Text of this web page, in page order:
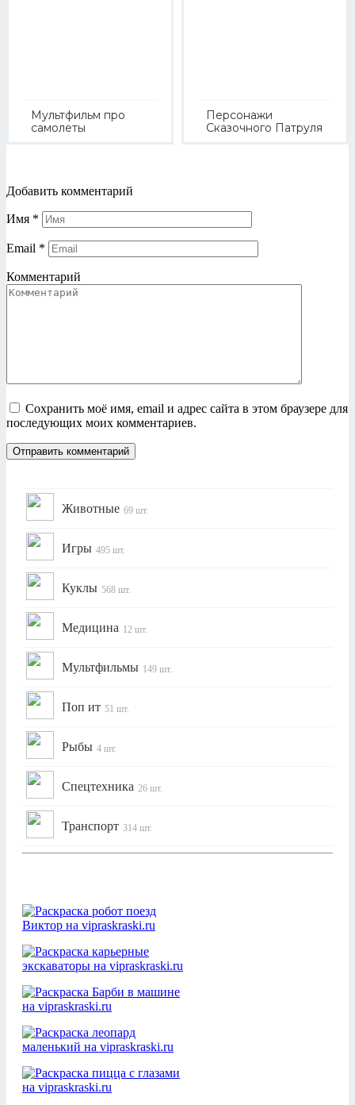
Мультфильм про
самолеты
Персонажи
Сказочного Патруля
Добавить комментарий
Имя *
Email *
Комментарий
Сохранить моё имя, email и адрес сайта в этом браузере для
последующих моих комментариев.
Животные 69 шт.
Игры 495 шт.
Куклы 568 шт.
Медицина 12 шт.
Мультфильмы 149 шт.
Поп ит 51 шт.
Рыбы 4 шт.
Спецтехника 26 шт.
Транспорт 314 шт.